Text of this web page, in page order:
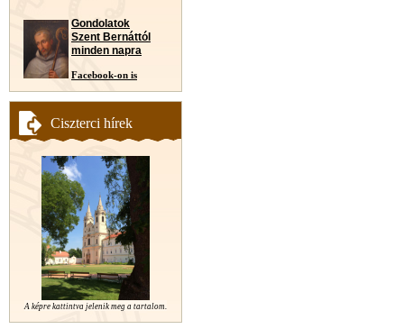
Gondolatok
Szent Bernáttól
minden napra
Facebook-on is
Ciszterci hírek
A képre kattintva jelenik meg a tartalom.